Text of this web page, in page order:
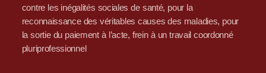
contre les inégalités sociales de santé, pour la
reconnaissance des véritables causes des maladies, pour
la sortie du paiement à l’acte, frein à un travail coordonné
pluriprofessionnel